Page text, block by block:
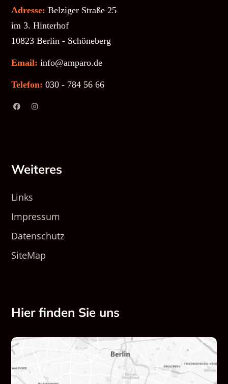
Adresse: Belziger Straße 25
im 3. Hinterhof
10823 Berlin - Schöneberg
Email: info@amparo.de
Telefon: 030 - 784 56 66
Weiteres
Links
Impressum
Datenschutz
SiteMap
Hier finden Sie uns